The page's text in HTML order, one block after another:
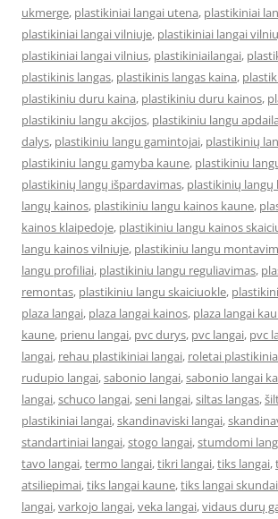
ukmerge, plastikiniai langai utena, plastikiniai
plastikiniai langai vilniuje, plastikiniai langai
plastikiniai langai vilnius, plastikiniailangai,
plastikinis langas, plastikinis langas kaina,
plastikiniu duru kaina, plastikiniu duru kainos,
plastikiniu langu akcijos, plastikiniu langu apdaila
dalys, plastikiniu langu gamintojai, plastikinių
plastikiniu langu gamyba kaune, plastikiniu
plastikinių langų išpardavimas, plastikinių langų
langų kainos, plastikiniu langu kainos kaune,
kainos klaipedoje, plastikiniu langu kainos
langu kainos vilniuje, plastikiniu langu
langu profiliai, plastikiniu langu reguliavimas,
remontas, plastikiniu langu skaiciuokle,
plaza langai, plaza langai kainos, plaza langai
kaune, prienu langai, pvc durys, pvc langai, pvc
langai, rehau plastikiniai langai, roletai
rudupio langai,sabonio langai,sabonio langai
langai,schuco langai,seni langai,siltas langas,
plastikiniai langai,skandinaviski langai,
standartiniai langai,stogo langai,stumdomi
tavo langai,termo langai,tikri langai,tiks langai,
atsiliepimai,tiks langai kaune,tiks langai skundai
langai,varkojo langai,veka langai,vidaus durų